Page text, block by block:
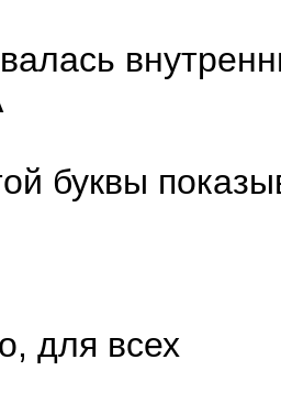
буквы
для всех